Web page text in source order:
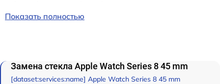
Показать полностью
Замена стекла Apple Watch Series 8 45 mm
[dataset:services:name] Apple Watch Series 8 45 mm